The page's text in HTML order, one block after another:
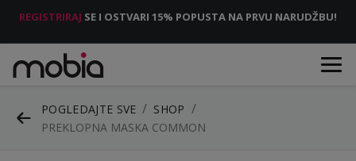
REGISTRIRAJ SE I OSTVARI 15% POPUSTA NA PRVU NARUDŽBU!
POGLEDAJTE SVE
SHOP
PREKLOPNA MASKA COMMON